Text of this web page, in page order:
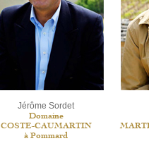
Jérôme Sordet
Domaine
COSTE-CAUMARTIN
à Pommard